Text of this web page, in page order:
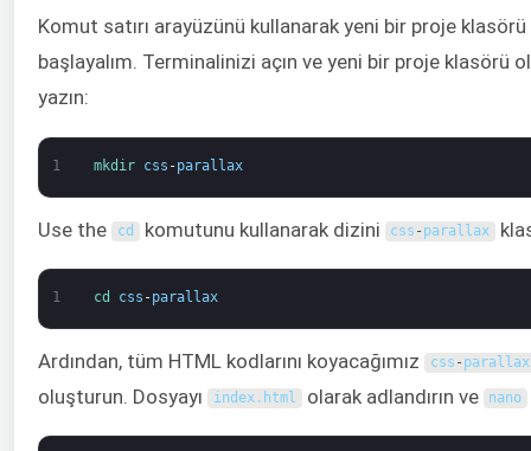
Komut satırı arayüzünü kullanarak yeni bir proje
başlayalım. Terminalinizi açın ve yeni bir proje klasörü
yazın:
1 mkdir css -parallax
Use the cd komutunu kullanarak dizini css - parallax
1 cd css -parallax
Ardından, tüm HTML kodlarını koyacağımız css - parallax
oluşturun. Dosyayı index. html olarak adlandırın ve nano